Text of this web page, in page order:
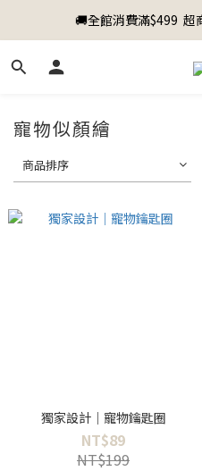
🚚全館消費滿$499
寵物似顏繪
商品排序
獨家設計｜寵物鑰匙圈
NT$89
NT$199